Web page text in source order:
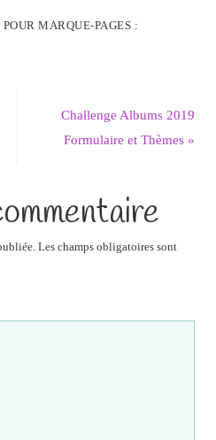
MARQUE-PAGES :
Challenge Albums 2019
Formulaire et Thèmes»
Les champs obligatoires sont